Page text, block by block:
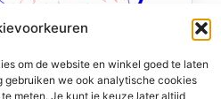
om de website en winkel goed te laten
gebruiken we ook analytische cookies
meten. Je kunt je keuze later altijd